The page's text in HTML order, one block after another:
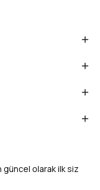
güncel olarak ilk siz